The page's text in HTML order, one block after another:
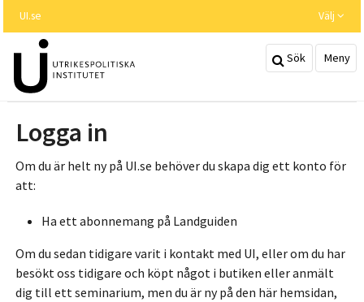
huvudinnehållet
UI.se Välj
Sök Meny
Logga in
Om du är helt ny på UI.se behöver du skapa dig ett konto för
att:
Ha ett abonnemang på Landguiden
Om du sedan tidigare varit i kontakt med UI, eller om du har
besökt oss tidigare och köpt något i butiken eller anmält
dig till ett seminarium, men du är ny på den här hemsidan,